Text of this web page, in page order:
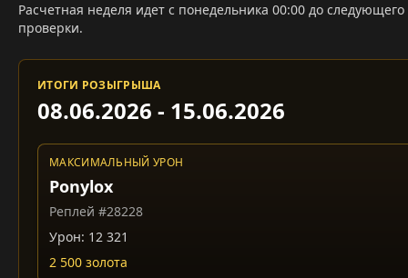
Расчетная неделя идет с понедельника 00:00 до
проверки.
ИТОГИ РОЗЫГРЫША
08.06.2026 - 15.06.2026
МАКСИМАЛЬНЫЙ УРОН
Ponylox
Реплей #28228
Урон: 12 321
2 500 золота